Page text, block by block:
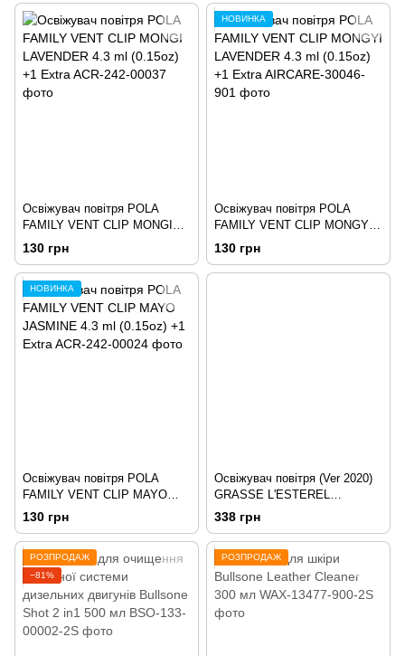
Освіжувач повітря POLA
FAMILY VENT CLIP MONGI
LAVENDER 4.3 ml (0.15oz) +1
130 грн
НОВИНКА
Освіжувач повітря POLA
FAMILY VENT CLIP MONGYI
LAVENDER 4.3 ml (0.15oz) +1
130 грн
НОВИНКА
Освіжувач повітря POLA
FAMILY VENT CLIP MAYO
JASMINE 4.3 ml (0.15oz) +1
130 грн
Освіжувач повітря (Ver 2020)
GRASSE L'ESTEREL
FIRENZE IRIS 110ml (Eng-Esp
338 грн
РОЗПРОДАЖ
−81%
РОЗПРОДАЖ